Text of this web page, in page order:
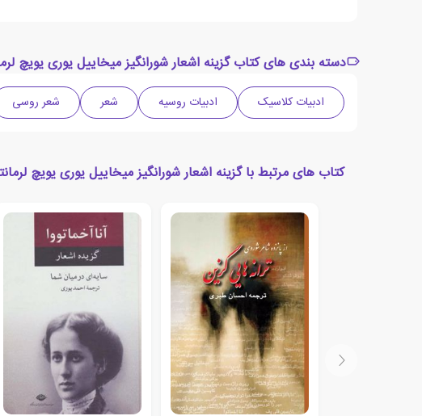
دسته بندی های کتاب گزینه اشعار شورانگیز میخاییل یوری یویچ
ادبیات کلاسیک ادبیات روسیه شعر شعر روسی
کتاب های مرتبط با گزینه اشعار شورانگیز میخاییل یوری یویچ